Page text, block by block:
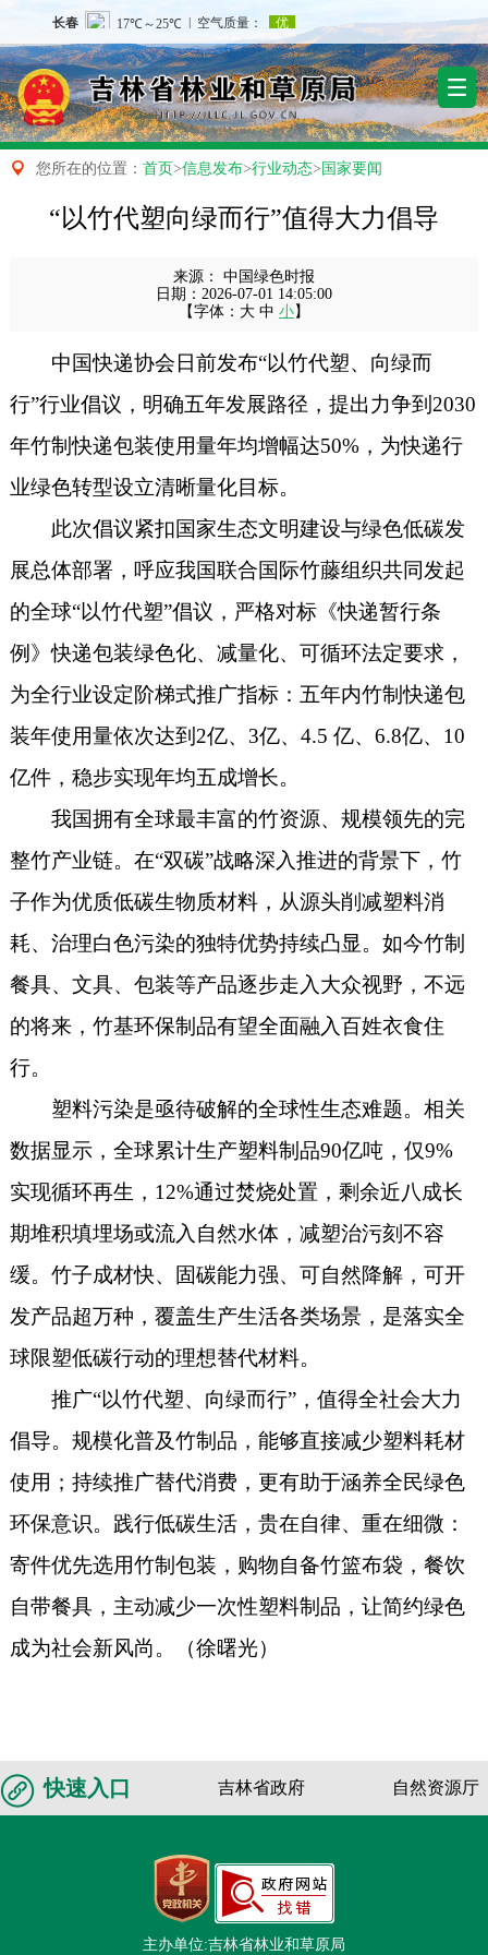
 您所在的位置： 首页>信息发布>行业动态> 国家要闻
“以竹代塑向绿而行”值得大力倡导
来源：
中国绿色时报
日期： 2026-07-01 14:05:00
【字体： 大 中 小】
中国快递协会日前发布“以竹代塑、向绿而
行”行业倡议，明确五年发展路径，提出力争到2030
年竹制快递包装使用量年均增幅达50%，为快递行
业绿色转型设立清晰量化目标。
此次倡议紧扣国家生态文明建设与绿色低碳发
展总体部署，呼应我国联合国际竹藤组织共同发起
的全球“以竹代塑”倡议，严格对标《快递暂行条
例》快递包装绿色化、减量化、可循环法定要求，
为全行业设定阶梯式推广指标：五年内竹制快递包
装年使用量依次达到2亿、3亿、4.5 亿、6.8亿、10
亿件，稳步实现年均五成增长。
我国拥有全球最丰富的竹资源、规模领先的完
整竹产业链。在“双碳”战略深入推进的背景下，竹
子作为优质低碳生物质材料，从源头削减塑料消
耗、治理白色污染的独特优势持续凸显。如今竹制
餐具、文具、包装等产品逐步走入大众视野，不远
的将来，竹基环保制品有望全面融入百姓衣食住
行。
塑料污染是亟待破解的全球性生态难题。相关
数据显示，全球累计生产塑料制品90亿吨，仅9%
实现循环再生，12%通过焚烧处置，剩余近八成长
期堆积填埋场或流入自然水体，减塑治污刻不容
缓。竹子成材快、固碳能力强、可自然降解，可开
发产品超万种，覆盖生产生活各类场景，是落实全
球限塑低碳行动的理想替代材料。
推广“以竹代塑、向绿而行”，值得全社会大力
倡导。规模化普及竹制品，能够直接减少塑料耗材
使用；持续推广替代消费，更有助于涵养全民绿色
环保意识。践行低碳生活，贵在自律、重在细微：
寄件优先选用竹制包装，购物自备竹篮布袋，餐饮
自带餐具，主动减少一次性塑料制品，让简约绿色
成为社会新风尚。（徐曙光）
快速入口 吉林省政府 自然资源厅
主办单位:吉林省林业和草原局